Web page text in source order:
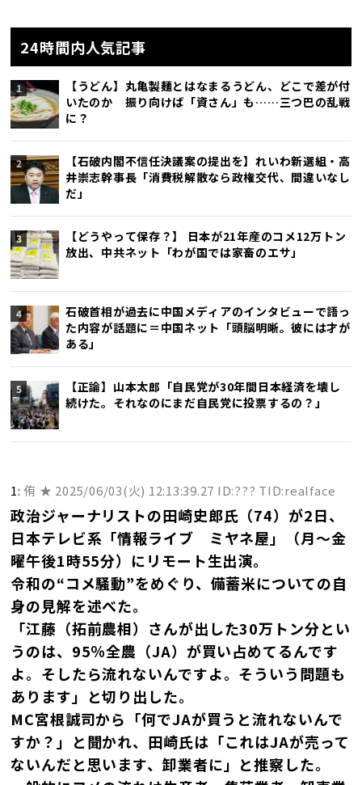
24時間内人気記事
【うどん】丸亀製麺とはなまるうどん、どこで差が付
いたのか 振り向けば「資さん」も……三つ巴の乱戦
に？
【石破内閣不信任決議案の提出を】れいわ新選組・高
井崇志幹事長「消費税解散なら政権交代、間違いなし
だ」
【どうやって保存？】 日本が21年産のコメ12万トン
放出、中共ネット「わが国では家畜のエサ」
石破首相が過去に中国メディアのインタビューで語っ
た内容が話題に＝中国ネット「頭脳明晰。彼には才が
ある」
【正論】山本太郎「自民党が30年間日本経済を壊し
続けた。それなのにまだ自民党に投票するの？」
1: 侑 ★ 2025/06/03(火) 12:13:39.27 ID:??? TID:realface
政治ジャーナリストの田崎史郎氏（74）が2日、
日本テレビ系「情報ライブ ミヤネ屋」（月～金
曜午後1時55分）にリモート生出演。
令和の“コメ騒動”をめぐり、備蓄米についての自
身の見解を述べた。
「江藤（拓前農相）さんが出した30万トン分とい
うのは、95％全農（JA）が買い占めてるんです
よ。そしたら流れないんですよ。そういう問題も
あります」と切り出した。
MC宮根誠司から「何でJAが買うと流れないんで
すか？」と聞かれ、田崎氏は「これはJAが売って
ないんだと思います、卸業者に」と推察した。